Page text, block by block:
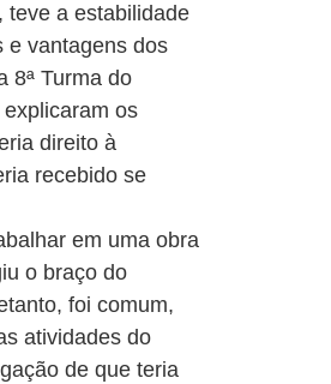
teve a estabilidade
e vantagens dos
8ª Turma do
os
direito à
recebido se
em uma obra
o braço do
foi comum,
atividades do
de que teria